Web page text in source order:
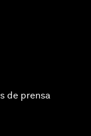
de prensa